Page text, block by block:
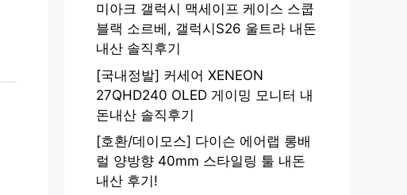
미아크 갤럭시 맥세이프 케이스 스쿱
블랙 소르베, 갤럭시S26 울트라 내돈
내산 솔직후기
[국내정발] 커세어 XENEON
27QHD240 OLED 게이밍 모니터 내
돈내산 솔직후기
[호환/데이모스] 다이슨 에어랩 롱배
럴 양방향 40mm 스타일링 툴 내돈
내산 후기!